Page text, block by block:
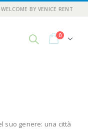
WELCOME BY VENICE RENT
0
suo genere: una città